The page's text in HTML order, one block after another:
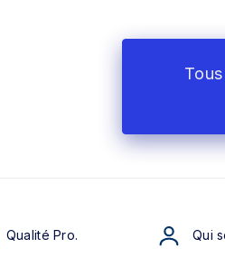
Qualité Pro. Qui